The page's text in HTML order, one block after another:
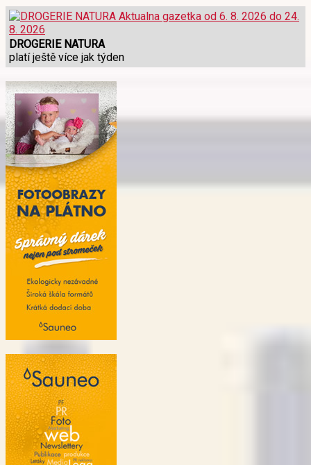
DROGERIE NATURA
platí ještě více jak týden